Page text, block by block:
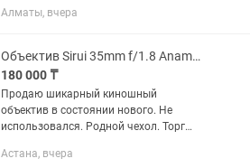
Алматы, вчера
Объектив Sirui 35mm f/1.8 Anamorphic 1.33x для Sony E
180 000 ₸
Продаю шикарный киношный
объектив в состоянии нового. Не
использовался. Родной чехол. Торг
Объектив Sirui 35mm f/1.8 Anamorphic
Астана, вчера